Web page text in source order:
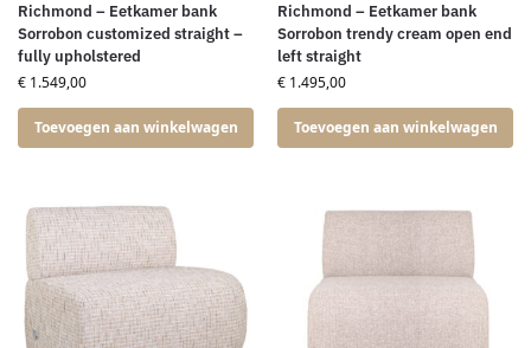
Richmond – Eetkamer bank
Sorrobon customized straight –
fully upholstered
€ 1.549,00
Toevoegen aan winkelwagen
Richmond – Eetkamer bank
Sorrobon trendy cream open end
left straight
€ 1.495,00
Toevoegen aan winkelwagen